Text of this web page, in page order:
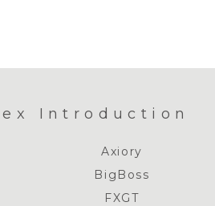
Introduction
Axiory
BigBoss
FXGT